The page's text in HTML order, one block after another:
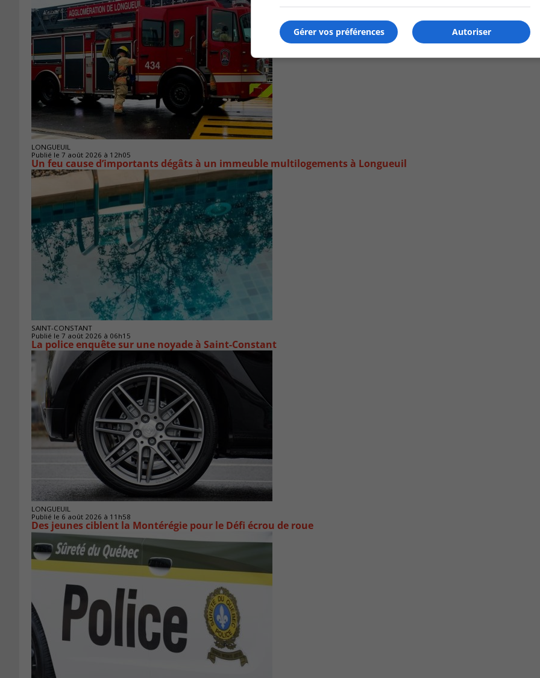
LONGUEUIL
Publié le 7 août 2026 à 12h05
Un feu cause d’importants dégâts à un immeuble multilogements à Longueuil
SAINT-CONSTANT
Publié le 7 août 2026 à 06h15
La police enquête sur une noyade à Saint-Constant
LONGUEUIL
Publié le 6 août 2026 à 11h58
Des jeunes ciblent la Montérégie pour le Défi écrou de roue
Autoriser
Gérer vos préférences